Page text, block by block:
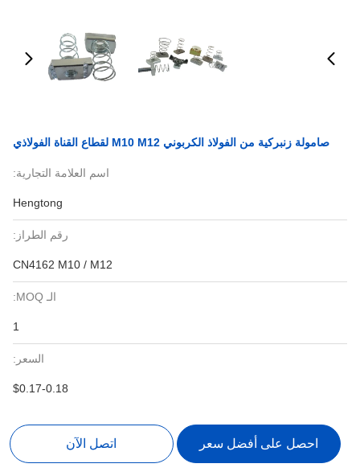
صامولة زنبركية من الفولاذ الكربوني M10 M12 لقطاع القناة الفولاذي
اسم العلامة التجارية:
Hengtong
رقم الطراز:
CN4162 M10 / M12
الـ MOQ:
السعر:
$0.17-0.18
احصل على أفضل سعر اتصل الآن